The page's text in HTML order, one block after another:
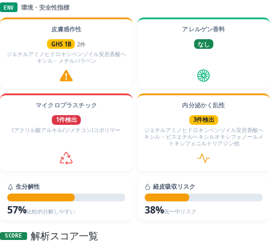
ENV 環境・安全性指標
皮膚感作性
GHS 1B
2件
ジエチルアミノヒドロキシベンゾイル安息香酸ヘ
キシル・メチルパラベン
アレルゲン香料
なし
マイクロプラスチック
1件検出
(アクリル酸アルキル/ジメチコン)コポリマー
内分泌かく乱性
3件検出
ジエチルアミノヒドロキシベンゾイル安息香酸ヘ
キシル・ビスエチルヘキシルオキシフェノールメ
トキシフェニルトリアジン他
生分解性
57%比較的分解しやすい
経皮吸収リスク
38%低〜中リスク
SCORE
解析スコア一覧